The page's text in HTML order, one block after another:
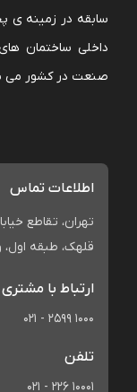
سابقه در زمینه ی
داخلی ساختمان
صنعت در کشور می
اطلاعات تماس
تهران، تقاطع
قلهک، طبقه اول،
ارتباط با مشتری
021 - 2599 1000
تلفن
021 - 226 10001